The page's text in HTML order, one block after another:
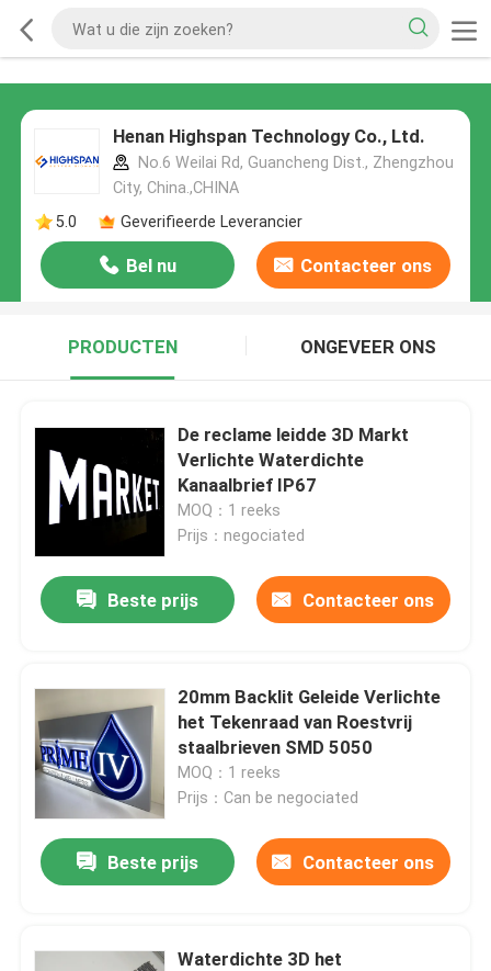
Henan Highspan Technology Co., Ltd.
No.6 Weilai Rd, Guancheng Dist., Zhengzhou
City, China.,CHINA
5.0
Geverifieerde Leverancier
Bel nu Contacteer ons
PRODUCTEN ONGEVEER ONS
De reclame leidde 3D Markt
Verlichte Waterdichte
Kanaalbrief IP67
MOQ：1 reeks
Prijs：negociated
Beste prijs Contacteer ons
20mm Backlit Geleide Verlichte
het Tekenraad van Roestvrij
staalbrieven SMD 5050
MOQ：1 reeks
Prijs：Can be negociated
Beste prijs Contacteer ons
Waterdichte 3D het